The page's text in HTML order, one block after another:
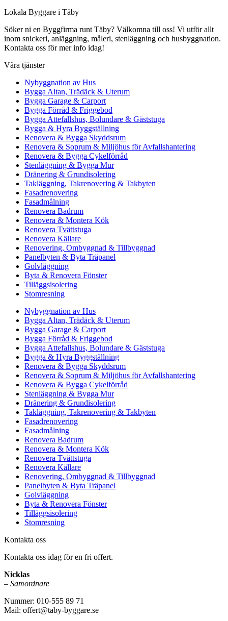
Lokala Byggare i Täby
Söker ni en Byggfirma runt Täby? Välkomna till oss! Vi utför allt
inom snickeri, anläggning, måleri, stenläggning och husbyggnation.
Kontakta oss för mer info idag!
Våra tjänster
Nybyggnation av Hus
Bygga Altan, Trädäck & Uterum
Bygga Garage & Carport
Bygga Förråd & Friggebod
Bygga Attefallshus, Bolundare & Gäststuga
Bygga & Hyra Byggställning
Renovera & Bygga Skyddsrum
Renovera & Soprum & Miljöhus för Avfallshantering
Renovera & Bygga Cykelförråd
Stenläggning & Bygga Mur
Dränering & Grundisolering
Takläggning, Takrenovering & Takbyten
Fasadrenovering
Fasadmålning
Renovera Badrum
Renovera & Montera Kök
Renovera Tvättstuga
Renovera Källare
Renovering, Ombyggnad & Tillbyggnad
Panelbyten & Byta Träpanel
Golvläggning
Byta & Renovera Fönster
Tilläggsisolering
Stomresning
Nybyggnation av Hus
Bygga Altan, Trädäck & Uterum
Bygga Garage & Carport
Bygga Förråd & Friggebod
Bygga Attefallshus, Bolundare & Gäststuga
Bygga & Hyra Byggställning
Renovera & Bygga Skyddsrum
Renovera & Soprum & Miljöhus för Avfallshantering
Renovera & Bygga Cykelförråd
Stenläggning & Bygga Mur
Dränering & Grundisolering
Takläggning, Takrenovering & Takbyten
Fasadrenovering
Fasadmålning
Renovera Badrum
Renovera & Montera Kök
Renovera Tvättstuga
Renovera Källare
Renovering, Ombyggnad & Tillbyggnad
Panelbyten & Byta Träpanel
Golvläggning
Byta & Renovera Fönster
Tilläggsisolering
Stomresning
Kontakta oss
Kontakta oss idag för en fri offert.
Nicklas
– Samordnare
Nummer: 010-555 89 71
Mail: offert@taby-byggare.se